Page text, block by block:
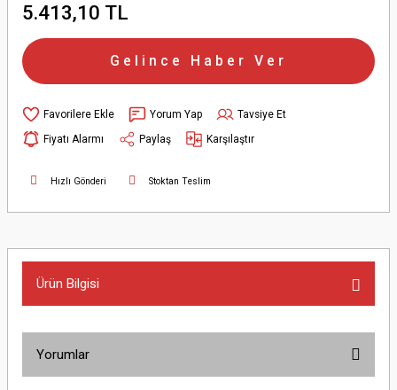
5.413,10 TL
Gelince Haber Ver
Yorum Yap
Tavsiye Et
Fiyatı Alarmı
Paylaş Karşılaştır
Hızlı Gönderi Stoktan Teslim
Ürün Bilgisi
Yorumlar